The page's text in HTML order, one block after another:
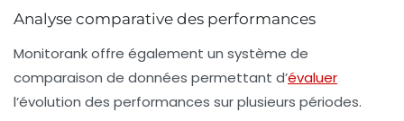
Analyse comparative des performances
Monitorank offre également un système de
comparaison de données permettant d’évaluer
l’évolution des performances sur plusieurs périodes.